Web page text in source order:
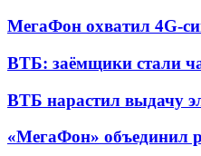
МегаФон охватил 4G-
ВТБ: заёмщики стали
ВТБ нарастил выдачу
«МегаФон» объединил